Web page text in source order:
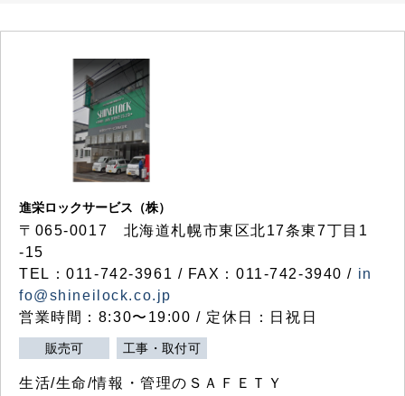
進栄ロックサービス（株）
〒065-0017 北海道札幌市東区北17条東7丁目1
-15
TEL：011-742-3961 / FAX：011-742-3940 / in
fo@shineilock.co.jp
営業時間：8:30〜19:00 / 定休日：日祝日
販売可 工事・取付可
生活/生命/情報・管理のＳＡＦＥＴＹ